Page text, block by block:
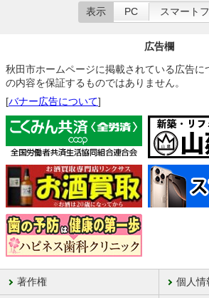
表示 PC スマート
広告欄
秋田市ホームページに掲載されている広告に
の内容を保証するものではありません。
[バナー広告について]
著作権 個人情